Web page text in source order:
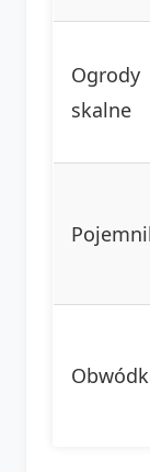
Ogrody
skalne